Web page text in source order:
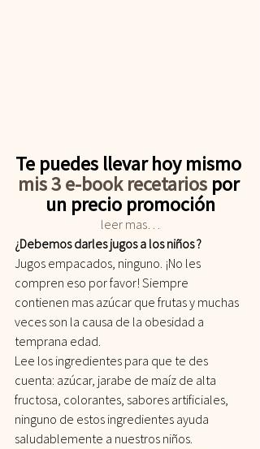
Te puedes llevar hoy mismo
mis 3 e-book recetarios por
un precio promoción
leer mas…
¿Debemos darles jugos a los niños ?
Jugos empacados, ninguno. ¡No les
compren eso por favor! Siempre
contienen mas azúcar que frutas y muchas
veces son la causa de la obesidad a
temprana edad.
Lee los ingredientes para que te des
cuenta: azúcar, jarabe de maíz de alta
fructosa, colorantes, sabores artificiales,
ninguno de estos ingredientes ayuda
saludablemente a nuestros niños.